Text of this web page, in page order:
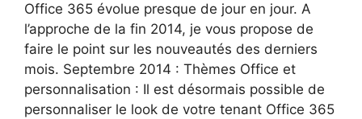
Office 365 évolue presque de jour en jour. A
l’approche de la fin 2014, je vous propose de
faire le point sur les nouveautés des derniers
mois. Septembre 2014 : Thèmes Office et
personnalisation : Il est désormais possible de
personnaliser le look de votre tenant Office 365